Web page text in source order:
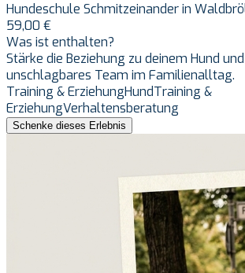
Hundeschule Schmitzeinander in
59,00 €
Was ist enthalten?
Stärke die Beziehung zu deinem Hund
unschlagbares Team im Familienalltag.
Training & ErziehungHundTraining &
ErziehungVerhaltensberatung
Schenke dieses Erlebnis